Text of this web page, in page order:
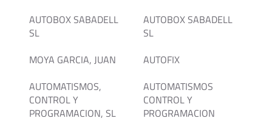
AUTOBOX SABADELL
SL
AUTOBOX SABADELL
SL
MOYA GARCIA, JUAN
AUTOFIX
AUTOMATISMOS,
CONTROL Y
PROGRAMACION, SL
AUTOMATISMOS
CONTROL Y
PROGRAMACION